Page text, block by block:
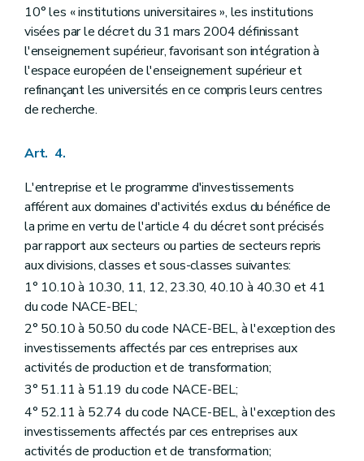
10° les « institutions universitaires », les institutions
visées par le décret du 31 mars 2004 définissant
l'enseignement supérieur, favorisant son intégration à
l'espace européen de l'enseignement supérieur et
refinançant les universités en ce compris leurs centres
de recherche.
Art. 4.
L'entreprise et le programme d'investissements
afférent aux domaines d'activités exclus du bénéfice de
la prime en vertu de l'article 4 du décret sont précisés
par rapport aux secteurs ou parties de secteurs repris
aux divisions, classes et sous-classes suivantes:
1° 10.10 à 10.30, 11, 12, 23.30, 40.10 à 40.30 et 41
du code NACE-BEL;
2° 50.10 à 50.50 du code NACE-BEL, à l'exception des
investissements affectés par ces entreprises aux
activités de production et de transformation;
3° 51.11 à 51.19 du code NACE-BEL;
4° 52.11 à 52.74 du code NACE-BEL, à l'exception des
investissements affectés par ces entreprises aux
activités de production et de transformation;